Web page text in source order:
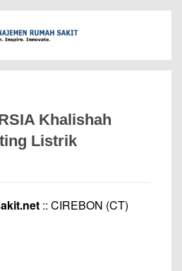
Khalishah
Listrik
:: CIREBON (CT)